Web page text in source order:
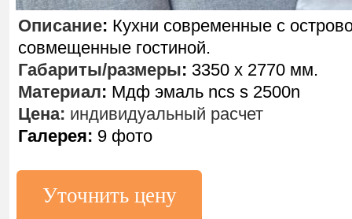
Уточнить цену
Описание: Кухни современные с
совмещенные гостиной.
Габариты/размеры: 3350 х 2770 мм.
Материал: Мдф эмаль ncs s 2500n
Цена: индивидуальный расчет
Галерея: 9 фото